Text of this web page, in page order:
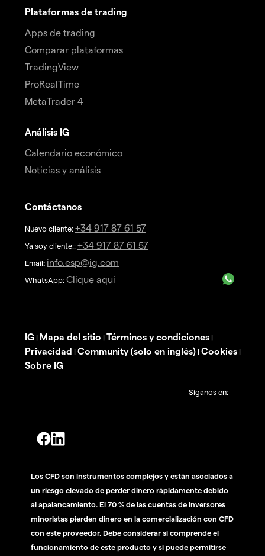
Plataformas de trading
Apps de trading
Comparar plataformas
TradingView
ProRealTime
MetaTrader 4
Análisis IG
Calendario económico
Noticias y análisis
Contáctanos
Nuevo cliente: +34 917 87 61 57
Ya soy cliente:: +34 917 87 61 57
Email: info.esp@ig.com
WhatsApp: Clique aqui
IG | Mapa del sitio | Términos y condiciones |
Privacidad | Community (solo en inglés) | Cookies |
Sobre IG
Síganos en:
Los CFD son instrumentos complejos y están asociados a
un riesgo elevado de perder dinero rápidamente debido
al apalancamiento. El 70 % de las cuentas de inversores
minoristas pierden dinero en la comercialización con CFD
con este proveedor. Debe considerar si comprende el
funcionamiento de este producto y si puede permitirse